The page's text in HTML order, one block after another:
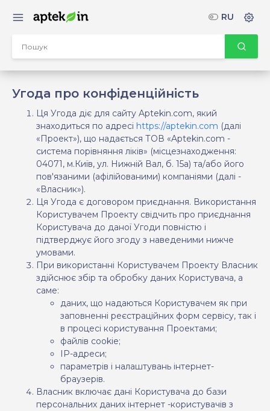
Угода про конфіденційність
Ця Угода діє для сайту Aptekin.com, який
знаходиться по адресі https://aptekin.com (далі
«Проект»), що надається ТОВ «Aptekin.com -
система порівняння ліків» (місцезнаходження:
04071, м.Київ, ул. Нижній Вал, б. 15а) та/або його
пов'язаними (афілійованими) компаніями (далі -
«Власник»).
Ця Угода є договором приєднання. Використання
Користувачем Проекту свідчить про приєднання
Користувача до даної Угоди повністю і
підтверджує його згоду з наведеними нижче
умовами.
При використанні Користувачем Проекту Власник
здійснює збір та обробку даних Користувача, а
саме:
даних, що надаються Користувачем як при
заповненні реєстраційних форм сервісу, так і
в процесі користування Проектами;
файлів cookie;
IP-адреси;
параметрів і налаштувань інтернет-
браузерів.
Власник включає дані Користувача до бази
персональних даних інтернет -користувачів з
RU